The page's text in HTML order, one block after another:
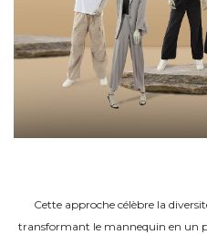
Cette approche célèbre la
transformant le mannequin en un